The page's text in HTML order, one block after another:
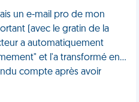
un e-mail pro de mon
(avec le gratin de la
a automatiquement
et l'a transformé en...
compte après avoir